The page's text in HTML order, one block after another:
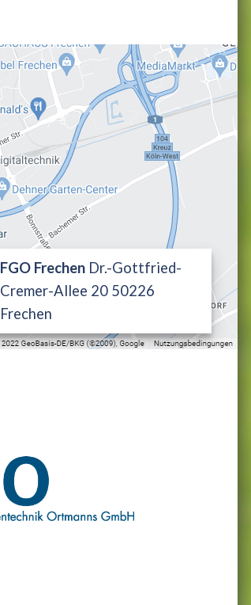
FGO Frechen Dr.-Gottfried-
Cremer-Allee 20 50226
Frechen